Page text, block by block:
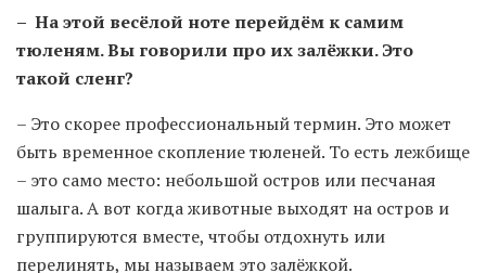
– На этой весёлой ноте перейдём к самим
тюленям. Вы говорили про их залёжки. Это
такой сленг?
– Это скорее профессиональный термин. Это может
быть временное скопление тюленей. То есть лежбище
– это само место: небольшой остров или песчаная
шалыга. А вот когда животные выходят на остров и
группируются вместе, чтобы отдохнуть или
перелинять, мы называем это залёжкой.